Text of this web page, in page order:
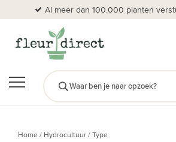
Al meer dan 100.000 planten
Home/ Hydrocultuur/Type